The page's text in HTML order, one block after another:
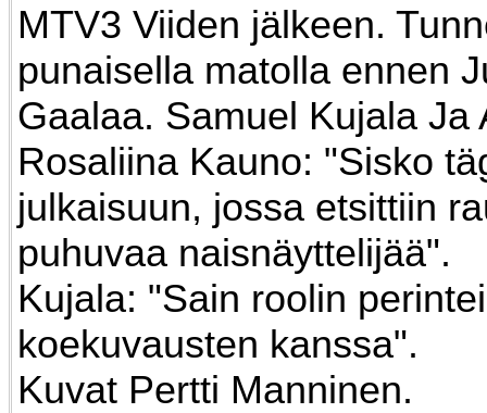
MTV3 Viiden jälkeen.
punaisella matolla ennen
Gaalaa. Samuel Kujala Ja
Rosaliina Kauno: "Sisko
julkaisuun, jossa etsittiin
puhuvaa naisnäyttelijää".
Kujala: "Sain roolin
koekuvausten kanssa".
Kuvat Pertti Manninen.